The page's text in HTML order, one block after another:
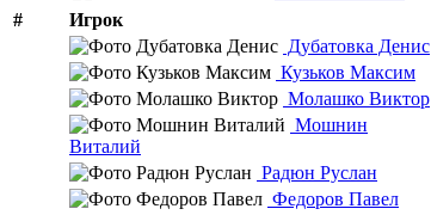
#
Игрок
Дубатовка Денис
Кузьков Максим
Молашко Виктор
Мошнин
Виталий
Радюн Руслан
Федоров Павел